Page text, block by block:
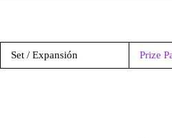
Set / Expansión Prize